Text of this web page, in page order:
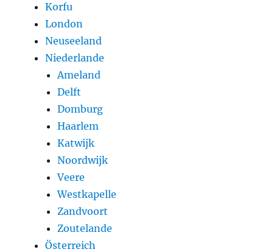
Korfu
London
Neuseeland
Niederlande
Ameland
Delft
Domburg
Haarlem
Katwijk
Noordwijk
Veere
Westkapelle
Zandvoort
Zoutelande
Österreich